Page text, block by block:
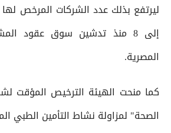
ليرتفع بذلك عدد الشركات المرخص
إلى 8 منذ تدشين سوق عقود
المصرية.
كما منحت الهيئة الترخيص المؤقت
الصحة" لمزاولة نشاط التأمين الطبي